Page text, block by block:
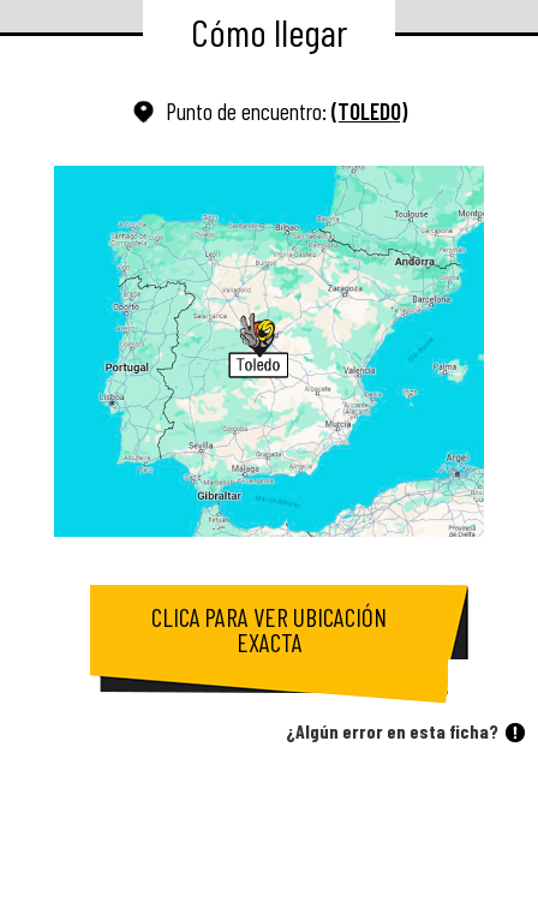
Cómo llegar
Punto de encuentro: (TOLEDO)
CLICA PARA VER UBICACIÓN
EXACTA
¿Algún error en esta ficha?